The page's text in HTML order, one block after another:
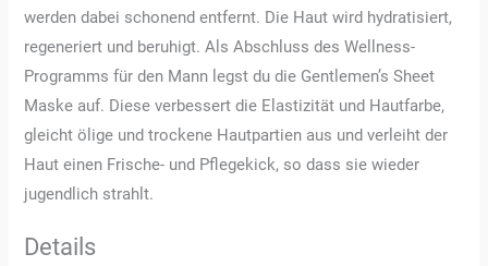
werden dabei schonend entfernt. Die Haut wird hydratisiert,
regeneriert und beruhigt. Als Abschluss des Wellness-
Programms für den Mann legst du die Gentlemen’s Sheet
Maske auf. Diese verbessert die Elastizität und Hautfarbe,
gleicht ölige und trockene Hautpartien aus und verleiht der
Haut einen Frische- und Pflegekick, so dass sie wieder
jugendlich strahlt.
Details